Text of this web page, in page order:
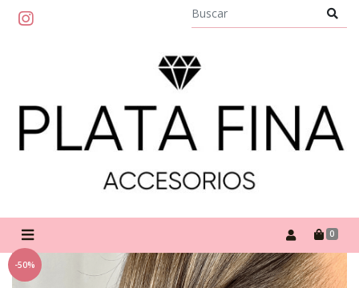
0
-50%